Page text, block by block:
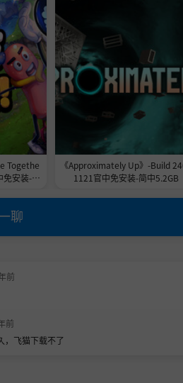
Togethe
安装-简
《Approximately Up》-Build
1121官中免安装-简中5.2GB
聊
前
前
，飞猫下载不了